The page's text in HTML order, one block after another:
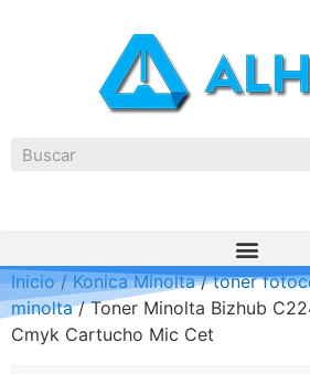
Inicio/Konica Minolta/toner
minolta/ Toner Minolta Bizhub
Cmyk Cartucho Mic Cet